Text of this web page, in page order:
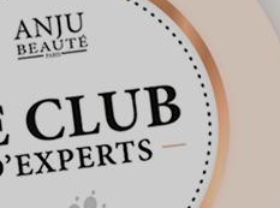
PIPETTE
ANTIPARASITAIRE...
12,95 €
TTC